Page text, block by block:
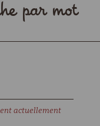
par mot
actuellement